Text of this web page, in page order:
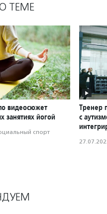
ТЕМЕ
видеосюжет
занятиях йогой
спорт
Тренер
с